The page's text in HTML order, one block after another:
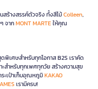
สร้างสรรค์ตัวจริง ทั้งสีไม้Colleen,
จากMONT MARTEให้คุณ
เศษสำหรับทุกโอกาส B2S เราคัด
ะสำหรับทุกเพศทุกวัย สร้างความสุข
ะเป๋าเก็บอุณหภูมิKAKAO
เรามีครบ!